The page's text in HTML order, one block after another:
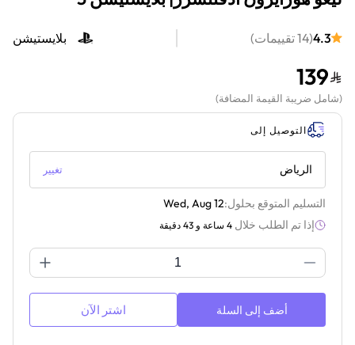
4.3
(
14تقييمات) بلايستيشن
139
(شامل ضريبة القيمة المضافة)
التوصيل إلى
الرياض تغيير
التسليم المتوقع بحلول:Wed, Aug 12
إذا تم الطلب خلال 4 ساعة و 43 دقيقة
أضف إلى السلة اشتر الآن